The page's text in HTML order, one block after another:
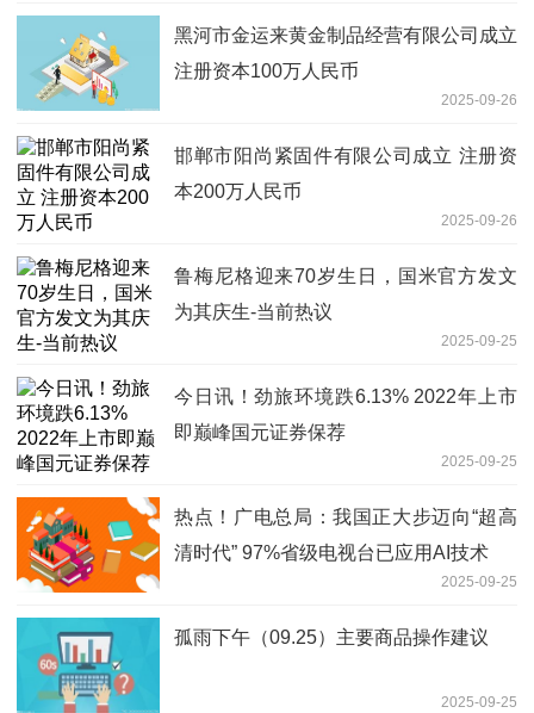
黑河市金运来黄金制品经营有限公司成立
注册资本100万人民币
2025-09-26
邯郸市阳尚紧固件有限公司成立 注册资
本200万人民币
2025-09-26
鲁梅尼格迎来70岁生日，国米官方发文
为其庆生-当前热议
2025-09-25
今日讯！劲旅环境跌6.13% 2022年上市
即巅峰国元证券保荐
2025-09-25
热点！广电总局：我国正大步迈向“超高
清时代” 97%省级电视台已应用AI技术
2025-09-25
孤雨下午（09.25）主要商品操作建议
2025-09-25